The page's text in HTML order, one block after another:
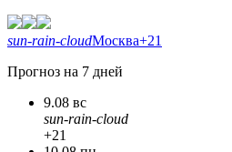
sun-rain-cloudМосква+21
Прогноз на 7 дней
9.08 вс
sun-rain-cloud
+21